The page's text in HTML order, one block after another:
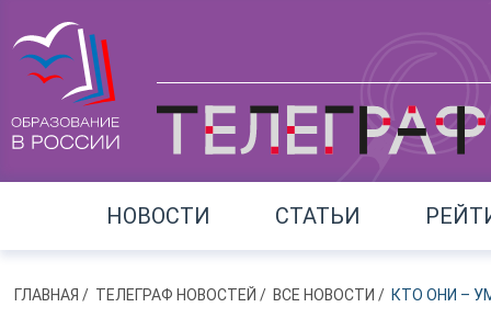
НОВОСТИ СТАТЬИ
ГЛАВНАЯ / ТЕЛЕГРАФ НОВОСТЕЙ / ВСЕ НОВОСТИ / КТО ОНИ –